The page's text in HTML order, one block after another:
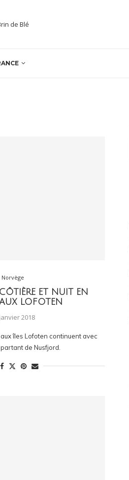
Norvège
ET NUIT EN
LOFOTEN
2018
îles Lofoten continuent avec
de Nusfjord.